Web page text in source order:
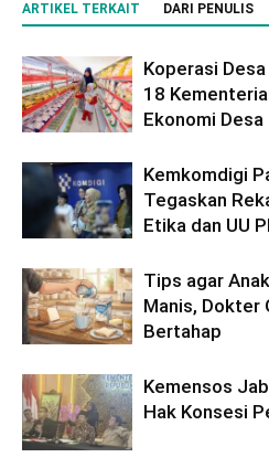
ARTIKEL TERKAIT DARI PENULIS
Koperasi
18
Ekonomi Desa
Kemkomdigi
Tegaskan
Etika dan UU
Tips agar
Manis, Dokter
Bertahap
Kemensos
Hak Konsesi